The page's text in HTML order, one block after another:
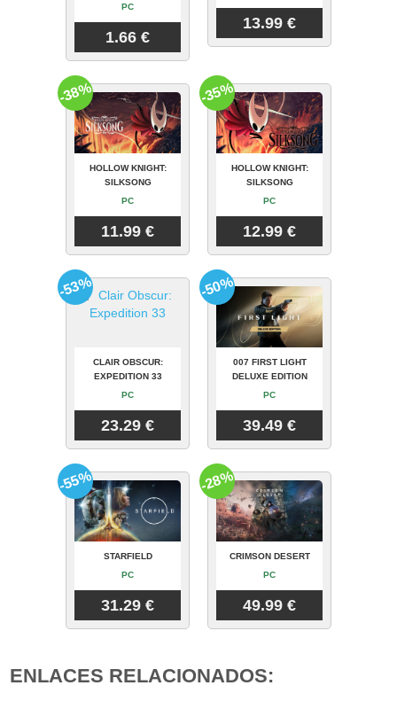
PC
1.66 €
13.99 €
HOLLOW KNIGHT:
SILKSONG
PC
11.99 €
-38%
HOLLOW KNIGHT:
SILKSONG
PC
12.99 €
-35%
CLAIR OBSCUR:
EXPEDITION 33
PC
23.29 €
-53%
007 FIRST LIGHT
DELUXE EDITION
PC
39.49 €
-50%
STARFIELD
PC
31.29 €
-55%
CRIMSON DESERT
PC
49.99 €
-28%
ENLACES RELACIONADOS: